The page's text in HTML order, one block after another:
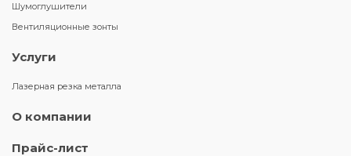
Шумоглушители
Вентиляционные зонты
Услуги
Лазерная резка металла
О компании
Прайс-лист